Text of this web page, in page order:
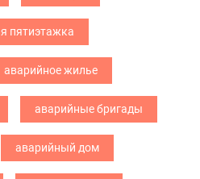
пятиэтажка
аварийное жилье
аварийные бригады
аварийный дом